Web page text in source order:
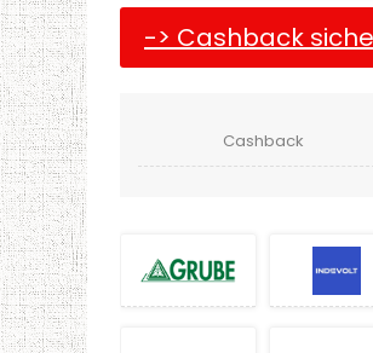
-> Cashback
Cashback